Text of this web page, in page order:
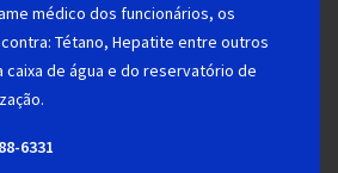
médico dos funcionários, os
Tétano, Hepatite entre outros
de água e do reservatório de
6331